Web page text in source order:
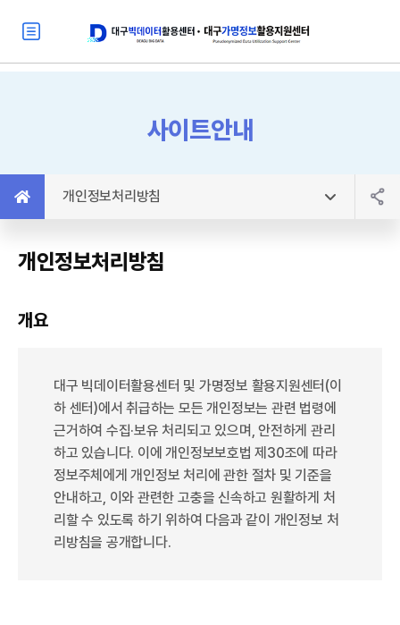
사이트안내
개인정보처리방침
개인정보처리방침
개요
대구 빅데이터활용센터 및 가명정보 활용지원센터(이
하 센터)에서 취급하는 모든 개인정보는 관련 법령에
근거하여 수집·보유 처리되고 있으며, 안전하게 관리
하고 있습니다. 이에 개인정보보호법 제30조에 따라
정보주체에게 개인정보 처리에 관한 절차 및 기준을
안내하고, 이와 관련한 고충을 신속하고 원활하게 처
리할 수 있도록 하기 위하여 다음과 같이 개인정보 처
리방침을 공개합니다.